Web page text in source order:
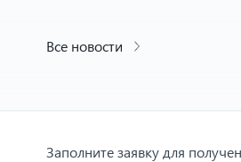
Все новости
Заполните заявку для